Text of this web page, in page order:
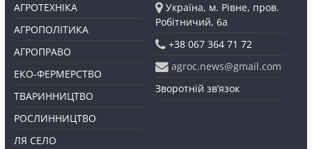
АГРОТЕХНІКА
АГРОПОЛІТИКА
АГРОПРАВО
ЕКО-ФЕРМЕРСТВО
ТВАРИННИЦТВО
РОСЛИННИЦТВО
ЛЯ СЕЛО
Україна, м. Рівне, пров.
Робітничий, 6а
+38 067 364 71 72
agroc.news@gmail.com
Зворотній зв’язок